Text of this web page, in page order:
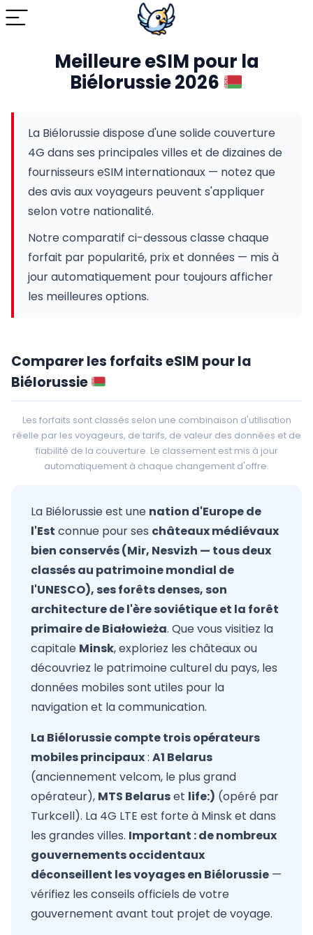
Meilleure eSIM pour la
Biélorussie 2026
La Biélorussie dispose d'une solide couverture
4G dans ses principales villes et de dizaines de
fournisseurs eSIM internationaux — notez que
des avis aux voyageurs peuvent s'appliquer
selon votre nationalité.
Notre comparatif ci-dessous classe chaque
forfait par popularité, prix et données — mis à
jour automatiquement pour toujours afficher
les meilleures options.
Comparer les forfaits eSIM pour la
Biélorussie
Les forfaits sont classés selon une combinaison d'utilisation
réelle par les voyageurs, de tarifs, de valeur des données et de
fiabilité de la couverture. Le classement est mis à jour
automatiquement à chaque changement d'offre.
La Biélorussie est une nation d'Europe de
l'Est connue pour ses châteaux médiévaux
bien conservés (Mir, Nesvizh — tous deux
classés au patrimoine mondial de
l'UNESCO), ses forêts denses, son
architecture de l'ère soviétique et la forêt
primaire de Białowieża. Que vous visitiez la
capitale Minsk, exploriez les châteaux ou
découvriez le patrimoine culturel du pays, les
données mobiles sont utiles pour la
navigation et la communication.
La Biélorussie compte trois opérateurs
mobiles principaux: A1 Belarus
(anciennement velcom, le plus grand
opérateur), MTS Belaruset life:) (opéré par
Turkcell). La 4G LTE est forte à Minsk et dans
les grandes villes. Important : de nombreux
gouvernements occidentaux
déconseillent les voyages en Biélorussie —
vérifiez les conseils officiels de votre
gouvernement avant tout projet de voyage.